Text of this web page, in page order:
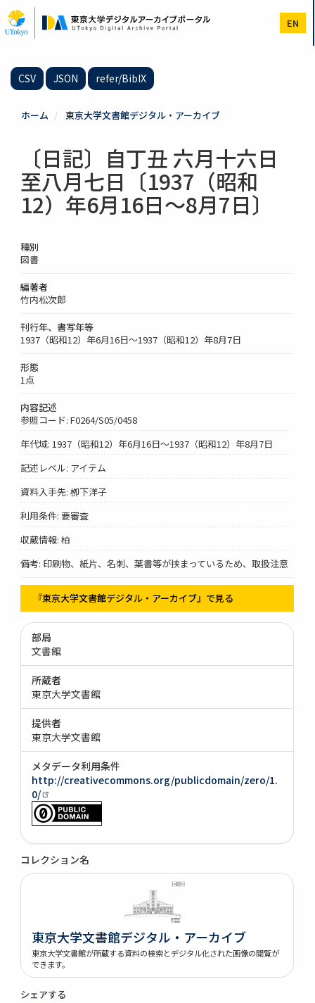
イ
ン
EN
CSV JSON refer/BibIX
ホーム 東京大学文書館デジタル・アーカイブ
〔日記〕自丁丑 六月十六日
至八月七日〔1937（昭和
12）年6月16日～8月7日〕
種別
図書
編著者
竹内松次郎
刊行年、書写年等
1937（昭和12）年6月16日～1937（昭和12）年8月7日
形態
1点
内容記述
参照コード: F0264/S05/0458
年代域: 1937（昭和12）年6月16日～1937（昭和12）年8月7日
記述レベル: アイテム
資料入手先: 栁下洋子
利用条件: 要審査
収蔵情報: 柏
備考: 印刷物、紙片、名刺、葉書等が挟まっているため、取扱注意
『東京大学文書館デジタル・アーカイブ』で見る
部局
文書館
所蔵者
東京大学文書館
提供者
東京大学文書館
メタデータ利用条件
http://creativecommons.org/publicdomain/zero/1.
0/
コレクション名
東京大学文書館デジタル・アーカイブ
東京大学文書館が所蔵する資料の検索とデジタル化された画像の閲覧が
できます。
シェアする